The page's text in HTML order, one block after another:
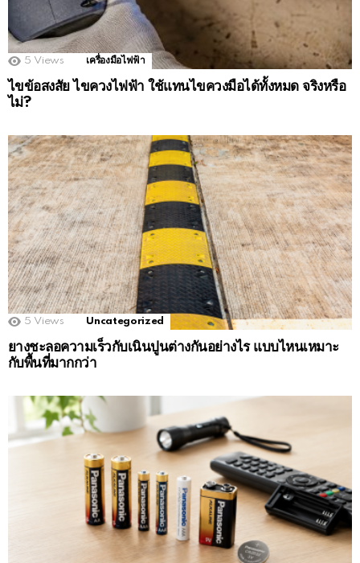
5 Views เครื่องมือไฟฟ้า
ไขข้อสงสัย ไขควงไฟฟ้า ใช้แทนไขควงมือได้ทั้งหมด จริงหรือ
ไม่?
5 Views Uncategorized
ยางชะลอความเร็วกับเนินปูนต่างกันอย่างไร แบบไหนเหมาะ
กับพื้นที่มากกว่า